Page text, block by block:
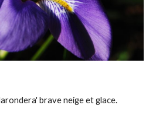
brave neige et glace.